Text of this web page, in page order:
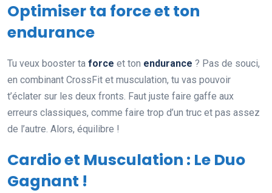
Optimiser ta force et ton
endurance
Tu veux booster ta force et ton endurance ? Pas de souci,
en combinant CrossFit et musculation, tu vas pouvoir
t’éclater sur les deux fronts. Faut juste faire gaffe aux
erreurs classiques, comme faire trop d’un truc et pas assez
de l’autre. Alors, équilibre !
Cardio et Musculation : Le Duo
Gagnant !